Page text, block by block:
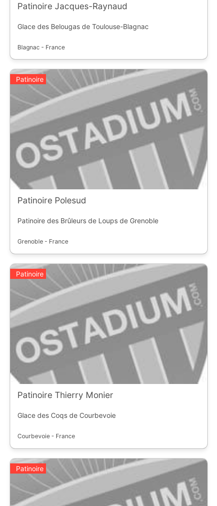
Patinoire Jacques-Raynaud
Glace des Belougas de Toulouse-Blagnac
Blagnac - France
Patinoire
Patinoire Polesud
Patinoire des Brûleurs de Loups de Grenoble
Grenoble - France
Patinoire
Patinoire Thierry Monier
Glace des Coqs de Courbevoie
Courbevoie - France
Patinoire